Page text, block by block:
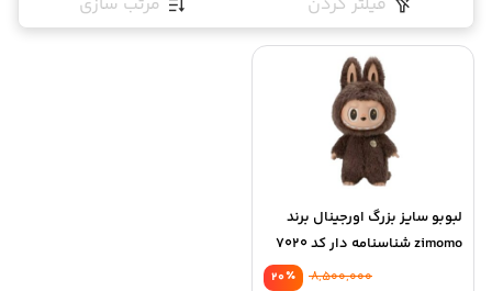
لبوبو سایز بزرگ اورجینال برند
zimomo شناسنامه دار کد 7020
٪20 8,500,000